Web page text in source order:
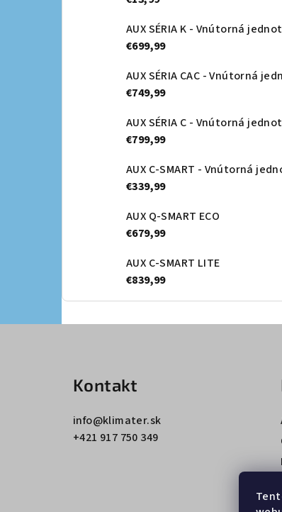
AUX SÉRIA K - Vnútorná
€699,99
AUX SÉRIA CAC - Vnútorná
€749,99
AUX SÉRIA C - Vnútorná
€799,99
AUX C-SMART - Vnútorná
€339,99
AUX Q-SMART ECO
€679,99
AUX C-SMART LITE
€839,99
Kontakt
info@klimater.sk
+421 917 750 349